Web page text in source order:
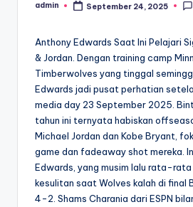
Posted
admin September 24, 2025
Anthony Edwards Saat Ini Pelajari
& Jordan. Dengan training camp
Timberwolves yang tinggal
Edwards jadi pusat perhatian
media day 23 September 2025.
tahun ini ternyata habiskan
Michael Jordan dan Kobe Bryant,
game dan fadeaway shot mereka.
Edwards, yang musim lalu rata-
kesulitan saat Wolves kalah di final
4-2. Shams Charania dari ESPN